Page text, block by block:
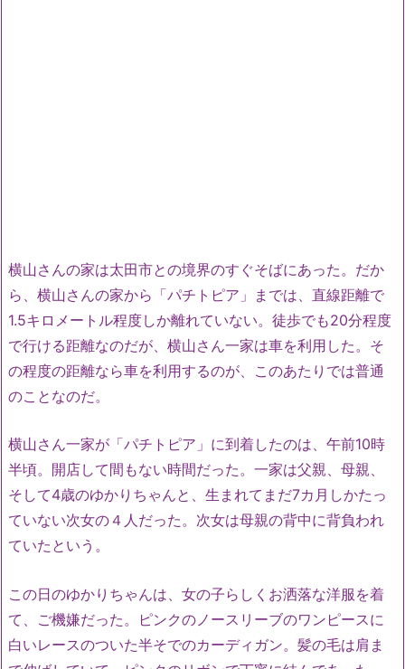
横山さんの家は太田市との境界のすぐそばにあった。だか
ら、横山さんの家から「パチトピア」までは、直線距離で
1.5キロメートル程度しか離れていない。徒歩でも20分程度
で行ける距離なのだが、横山さん一家は車を利用した。そ
の程度の距離なら車を利用するのが、このあたりでは普通
のことなのだ。
横山さん一家が「パチトピア」に到着したのは、午前10時
半頃。開店して間もない時間だった。一家は父親、母親、
そして4歳のゆかりちゃんと、生まれてまだ7カ月しかたっ
ていない次女の４人だった。次女は母親の背中に背負われ
ていたという。
この日のゆかりちゃんは、女の子らしくお洒落な洋服を着
て、ご機嫌だった。ピンクのノースリーブのワンピースに
白いレースのついた半そでのカーディガン。髪の毛は肩ま